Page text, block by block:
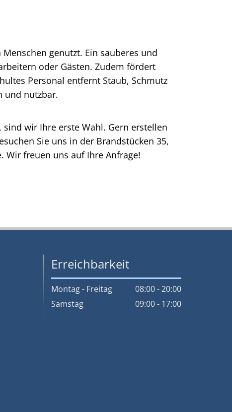
genutzt. Ein sauberes und
oder Gästen. Zudem fördert
Personal entfernt Staub, Schmutz
und nutzbar.
wir Ihre erste Wahl. Gern erstellen
Sie uns in der Brandstücken 35,
Wir freuen uns auf Ihre Anfrage!
Erreichbarkeit
Montag - Freitag
08:00 - 20:00
Samstag
09:00 - 17:00